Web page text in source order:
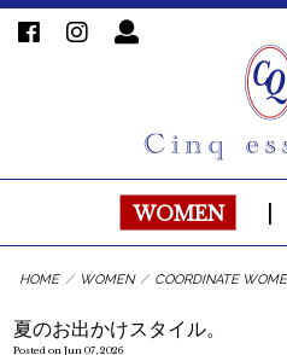
WOMEN
HOME / WOMEN / COORDINATE
夏のお出かけスタイル。
Posted on Jun 07, 2026